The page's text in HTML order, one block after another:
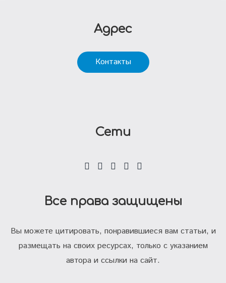
Все права защищены
Вы можете цитировать, понравившиеся вам статьи, и
размещать на своих ресурсах, только с указанием
автора и ссылки на сайт.
Адрес
Контакты
Сети